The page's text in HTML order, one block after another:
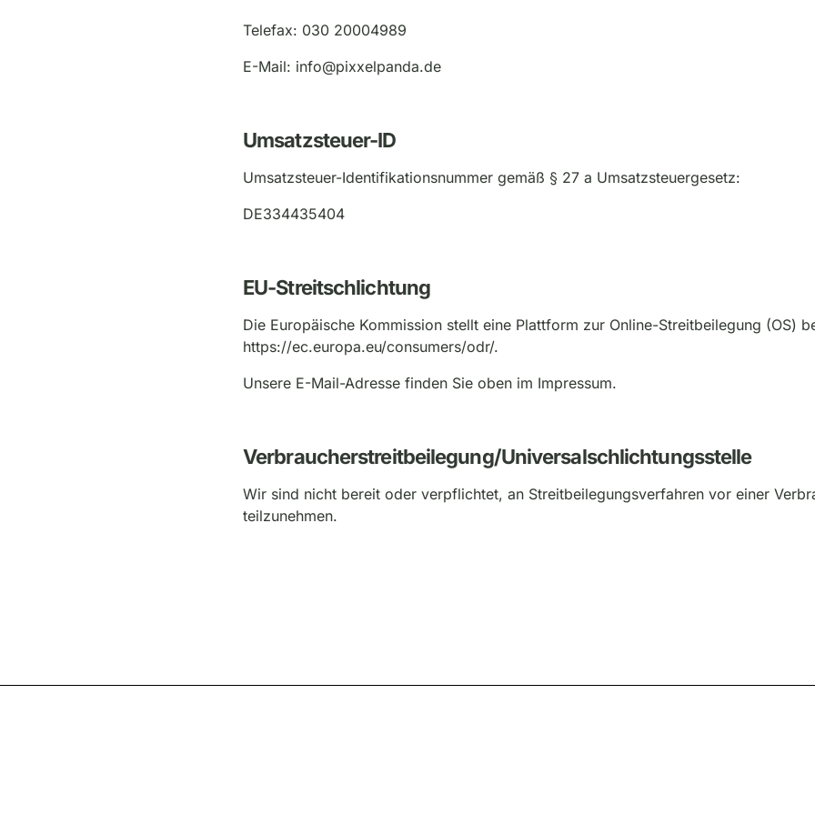
Telefax: 030 20004989
E-Mail: info@pixxelpanda.de
Umsatzsteuer-ID
Umsatzsteuer-Identifikationsnummer gemäß § 27 a Umsatzsteuergesetz:
DE334435404
EU-Streitschlichtung
Die Europäische Kommission stellt eine Plattform zur Online-Streitbeilegung (OS)
https://ec.europa.eu/consumers/odr/.
Unsere E-Mail-Adresse finden Sie oben im Impressum.
Verbraucher­streit­beilegung/Universal­schlichtungs­stelle
Wir sind nicht bereit oder verpflichtet, an Streitbeilegungsverfahren vor einer
teilzunehmen.